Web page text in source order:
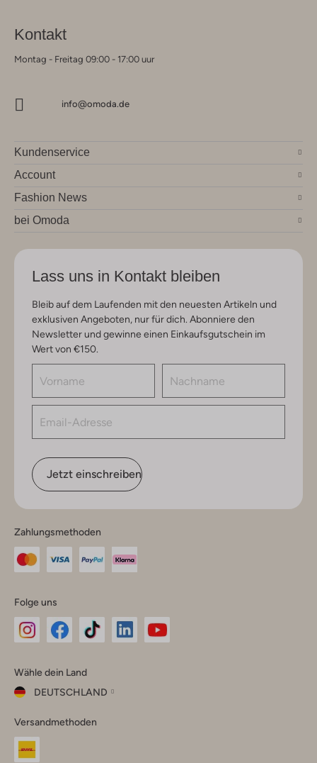
Kontakt
Montag - Freitag 09:00 - 17:00 uur
info@omoda.de
Kundenservice
Account
Fashion News
bei Omoda
Lass uns in Kontakt bleiben
Bleib auf dem Laufenden mit den neuesten Artikeln und
exklusiven Angeboten, nur für dich. Abonniere den
Newsletter und gewinne einen Einkaufsgutschein im
Wert von €150.
Jetzt einschreiben
Zahlungsmethoden
Folge uns
Instagram
Facebook
TikTok
Wähle dein Land
DEUTSCHLAND
dein
Land
Versandmethoden